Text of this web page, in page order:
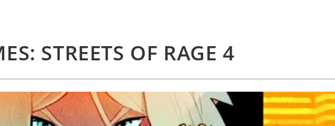
STREETS OF RAGE 4